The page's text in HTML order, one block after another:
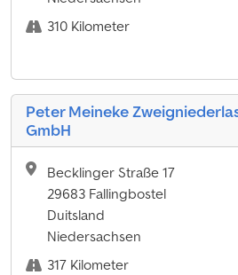
310 Kilometer
Peter Meineke
GmbH
Becklinger Straße 17
29683 Fallingbostel
Duitsland
Niedersachsen
317 Kilometer